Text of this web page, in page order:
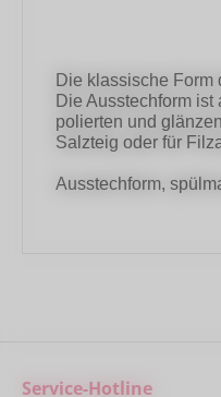
Die klassische Form
Die Ausstechform
polierten und
Salzteig oder für
Ausstechform,
Service-Hotline